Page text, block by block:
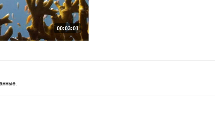
00:03:01